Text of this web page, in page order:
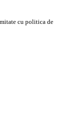
cu politica de